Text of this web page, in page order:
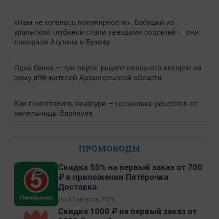
«Нам не хотелось популярности». Бабушки из
уральской глубинки стали звездами соцсетей — они
покорили Агутина и Бузову
Одна банка — три вкуса: рецепт овощного ассорти на
зиму для жителей Архангельской области
Как приготовить хачапури — несколько рецептов от
жительницы Барнаула
ПРОМОКОДЫ
Скидка 55% на первый заказ от 700
₽ в приложении Пятёрочка
Доставка
До 31 августа, 2026
Скидка 1000 ₽ на первый заказ от